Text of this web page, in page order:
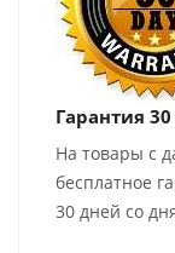
Гарантия
На товары с
бесплатное
30 дней со